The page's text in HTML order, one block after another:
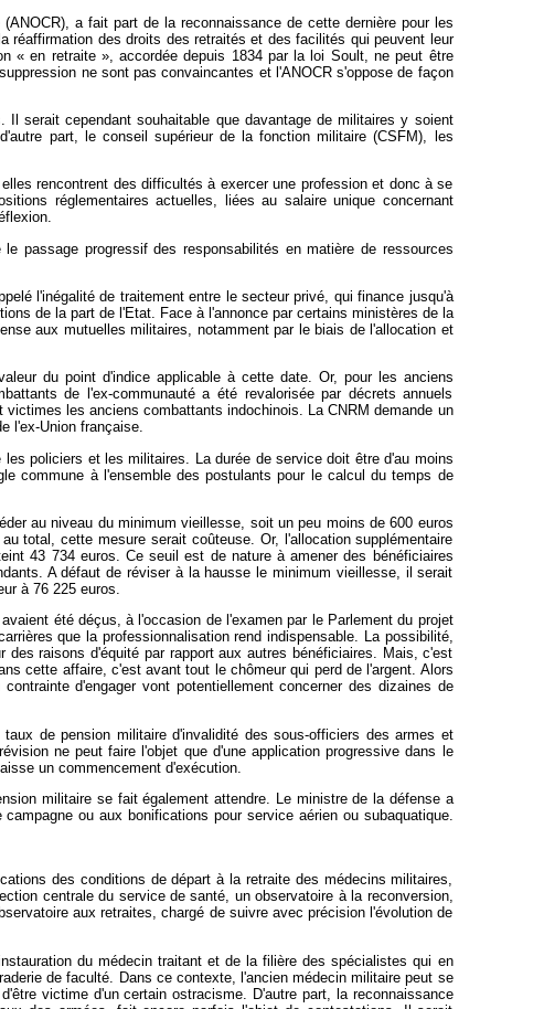
a fait part de la reconnaissance de cette dernière pour les
réaffirmation des droits des retraités et des facilités qui peuvent leur
« en retraite », accordée depuis 1834 par la loi Soult, ne peut être
ne sont pas convaincantes et l'ANOCR s'oppose de façon
Il serait cependant souhaitable que davantage de militaires y soient
part, le conseil supérieur de la fonction militaire (CSFM), les
rencontrent des difficultés à exercer une profession et donc à se
réglementaires actuelles, liées au salaire unique concernant
passage progressif des responsabilités en matière de ressources
l'inégalité de traitement entre le secteur privé, qui finance jusqu'à
de la part de l'Etat. Face à l'annonce par certains ministères de la
aux mutuelles militaires, notamment par le biais de l'allocation et
du point d'indice applicable à cette date. Or, pour les anciens
de l'ex-communauté a été revalorisée par décrets annuels
les anciens combattants indochinois. La CNRM demande un
l'ex-Union française.
policiers et les militaires. La durée de service doit être d'au moins
commune à l'ensemble des postulants pour le calcul du temps de
au niveau du minimum vieillesse, soit un peu moins de 600 euros
total, cette mesure serait coûteuse. Or, l'allocation supplémentaire
43 734 euros. Ce seuil est de nature à amener des bénéficiaires
A défaut de réviser à la hausse le minimum vieillesse, il serait
à 76 225 euros.
été déçus, à l'occasion de l'examen par le Parlement du projet
que la professionnalisation rend indispensable. La possibilité,
raisons d'équité par rapport aux autres bénéficiaires. Mais, c'est
cette affaire, c'est avant tout le chômeur qui perd de l'argent. Alors
d'engager vont potentiellement concerner des dizaines de
de pension militaire d'invalidité des sous-officiers des armes et
ne peut faire l'objet que d'une application progressive dans le
un commencement d'exécution.
militaire se fait également attendre. Le ministre de la défense a
ou aux bonifications pour service aérien ou subaquatique.
des conditions de départ à la retraite des médecins militaires,
centrale du service de santé, un observatoire à la reconversion,
aux retraites, chargé de suivre avec précision l'évolution de
du médecin traitant et de la filière des spécialistes qui en
de faculté. Dans ce contexte, l'ancien médecin militaire peut se
victime d'un certain ostracisme. D'autre part, la reconnaissance